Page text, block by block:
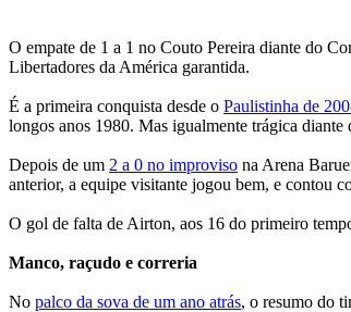
O empate de 1 a 1 no Couto Pereira diante do
Libertadores da América garantida.
É a primeira conquista desde o Paulistinha de
longos anos 1980. Mas igualmente trágica
Depois de um 2 a 0 no improviso na Arena
anterior, a equipe visitante jogou bem, e contou
O gol de falta de Airton, aos 16 do primeiro
Manco, raçudo e correria
No palco da sova de um ano atrás, o resumo do